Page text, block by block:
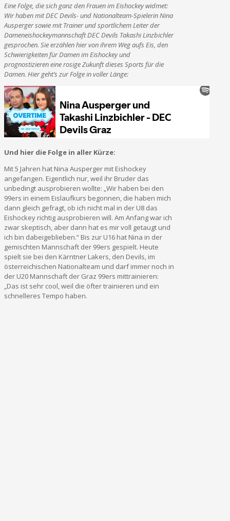
Eine Folge, die sich ganz den Frauen im Eishockey widmet:
Wir haben mit DEC Devils- und Nationalteam-Spielerin Nina
Ausperger sowie mit Trainer und sportlichem Leiter der
Dameneishockeymannschaft DEC Devils Takashi Linzbichler
gesprochen. Sie erzählen hier von ihrem Weg aufs Eis, den
Schwierigkeiten für Damen im Eishockey und
prognostizieren eine rosige Zukunft dieses Sports für die
Damen. Hier geht’s zur Folge in voller Länge:
Und hier die Folge in aller Kürze:
Mit 5 Jahren hat Nina Ausperger mit Eishockey
angefangen. Eigentlich nur, weil ihr Bruder das
unbedingt ausprobieren wollte: „Wir haben bei den
99ers in einem Eislaufkurs begonnen, die haben mich
dann gleich gefragt, ob ich nicht mal in der U8 das
Eishockey richtig ausprobieren will. Am Anfang war ich
zwar skeptisch, aber dann hat es mir voll getaugt und
ich bin dabeigeblieben.“ Bis zur U16 hat Nina in der
gemischten Mannschaft der 99ers gespielt. Heute
spielt sie bei den Kärntner Lakers, den Devils, im
österreichischen Nationalteam und darf immer noch in
der U20 Mannschaft der Graz 99ers mittrainieren:
„Das ist sehr cool, weil die öfter trainieren und ein
schnelleres Tempo haben.